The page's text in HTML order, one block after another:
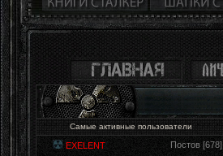
Самые активные пользователи
EXELENT
Постов [678]